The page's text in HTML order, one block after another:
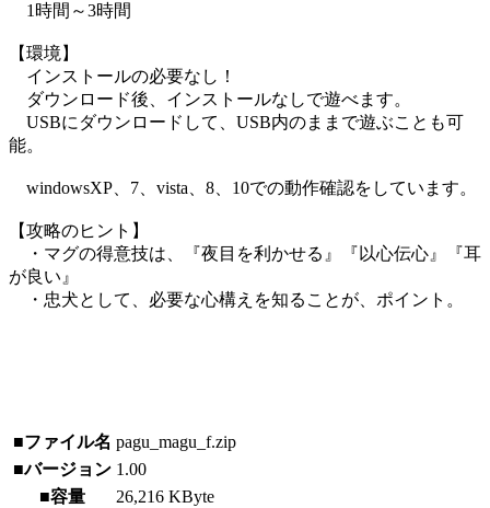
1時間～3時間
【環境】
インストールの必要なし！
ダウンロード後、インストールなしで遊べます。
USBにダウンロードして、USB内のままで遊ぶことも可
能。
windowsXP、7、vista、8、10での動作確認をしています。
【攻略のヒント】
・マグの得意技は、『夜目を利かせる』『以心伝心』『耳
が良い』
・忠犬として、必要な心構えを知ることが、ポイント。
■ファイル名 pagu_magu_f.zip
■バージョン 1.00
■容量
26,216 KByte